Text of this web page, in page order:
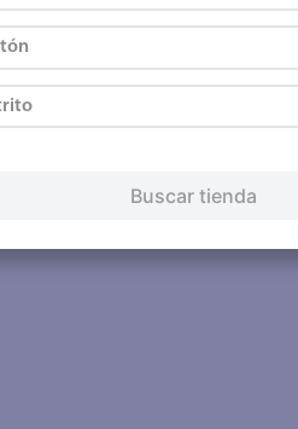
Buscar tienda